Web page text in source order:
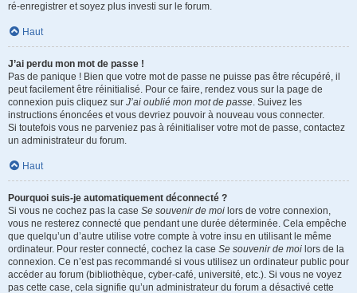
ré-enregistrer et soyez plus investi sur le forum.
Haut
J’ai perdu mon mot de passe !
Pas de panique ! Bien que votre mot de passe ne puisse pas être récupéré, il
peut facilement être réinitialisé. Pour ce faire, rendez vous sur la page de
connexion puis cliquez sur J’ai oublié mon mot de passe. Suivez les
instructions énoncées et vous devriez pouvoir à nouveau vous connecter.
Si toutefois vous ne parveniez pas à réinitialiser votre mot de passe, contactez
un administrateur du forum.
Haut
Pourquoi suis-je automatiquement déconnecté ?
Si vous ne cochez pas la case Se souvenir de moi lors de votre connexion,
vous ne resterez connecté que pendant une durée déterminée. Cela empêche
que quelqu’un d’autre utilise votre compte à votre insu en utilisant le même
ordinateur. Pour rester connecté, cochez la case Se souvenir de moi lors de la
connexion. Ce n’est pas recommandé si vous utilisez un ordinateur public pour
accéder au forum (bibliothèque, cyber-café, université, etc.). Si vous ne voyez
pas cette case, cela signifie qu’un administrateur du forum a désactivé cette